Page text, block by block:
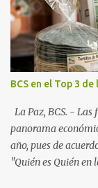
que supera el 70%
norte del estado.
impresionante
creciente en el
consolidados y
picos del 79% en
54%. "Estamos
vienen por el lujo
BCS en el Top 3
La Paz, BCS. -
panorama
año, pues de
"Quién es Quién en